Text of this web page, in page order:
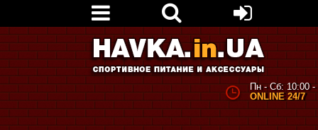
Пн - Сб: 10:00 -
ONLINE 24/7